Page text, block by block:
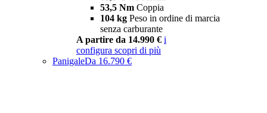
53,5 Nm Coppia
104 kg Peso in ordine di marcia
senza carburante
A partire da 14.990 € i
configura scopri di più
PanigaleDa 16.790 €